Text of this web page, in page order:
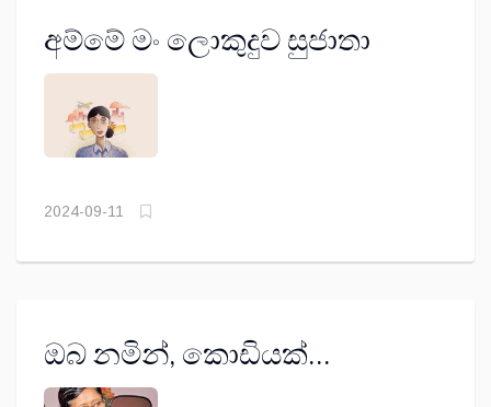
අම්මේ මං ලොකුදුව සුජාතා
2024-09-11
ඔබ නමින්, කොඩියක්...